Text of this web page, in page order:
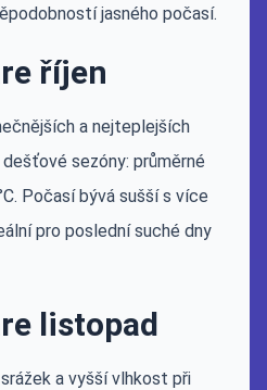
jasného počasí.
říjen
a nejteplejších
sezóny: průměrné
Počasí bývá sušší s více
pro poslední suché dny
listopad
a vyšší vlhkost při